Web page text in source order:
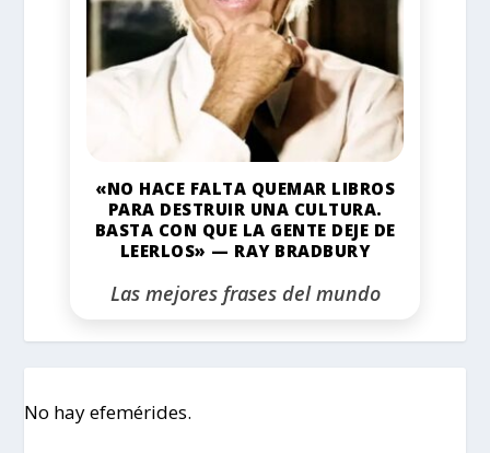
«NO HACE FALTA QUEMAR LIBROS
PARA DESTRUIR UNA CULTURA.
BASTA CON QUE LA GENTE DEJE DE
LEERLOS» — RAY BRADBURY
Las mejores frases del mundo
No hay efemérides.